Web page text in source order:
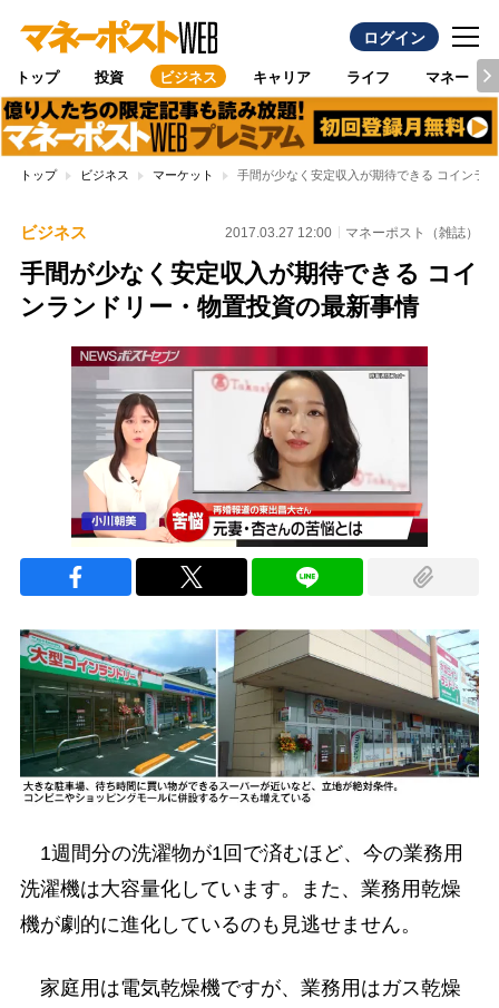
ログイン
トップ 投資 ビジネス キャリア ライフ マネー
トップ ビジネス マーケット 手間が少なく安定収入が期待できる コインラ
ビジネス 2017.03.27 12:00 マネーポスト（雑誌）
手間が少なく安定収入が期待できる コイ
ンランドリー・物置投資の最新事情
1週間分の洗濯物が1回で済むほど、今の業務用
洗濯機は大容量化しています。また、業務用乾燥
機が劇的に進化しているのも見逃せません。
家庭用は電気乾燥機ですが、業務用はガス乾燥